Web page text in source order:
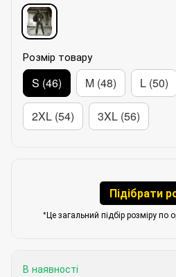
Розмір товару
S (46) M (48) L (50)
2XL (54) 3XL (56)
Підібрати
*Це загальний підбір розміру по
В наявності